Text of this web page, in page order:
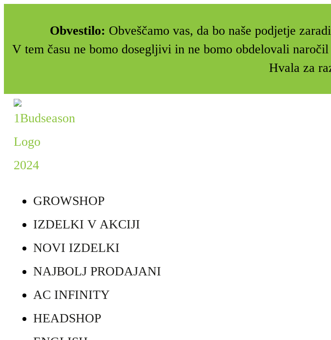
Obvestilo: Obveščamo vas, da bo naše podjetje
V tem času ne bomo dosegljivi in ne bomo obdelovali
Hvala za
GROWSHOP
IZDELKI V AKCIJI
NOVI IZDELKI
NAJBOLJ PRODAJANI
AC INFINITY
HEADSHOP